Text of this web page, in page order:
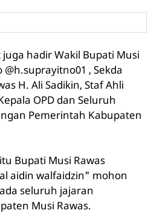
hadir Wakil Bupati Musi
, Sekda
H. Ali Sadikin, Staf Ahli
OPD dan Seluruh
Pemerintah Kabupaten
Bupati Musi Rawas
aidin walfaidzin" mohon
seluruh jajaran
Musi Rawas.